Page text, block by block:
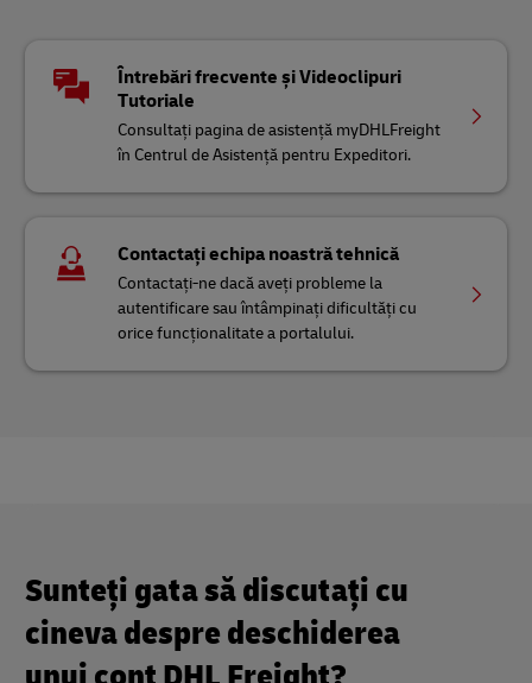
Întrebări frecvente și Videoclipuri
Tutoriale
Consultați pagina de asistență myDHLFreight
în Centrul de Asistență pentru Expeditori.
Contactați echipa noastră tehnică
Contactați-ne dacă aveți probleme la
autentificare sau întâmpinați dificultăți cu
orice funcționalitate a portalului.
Sunteți gata să discutați cu
cineva despre deschiderea